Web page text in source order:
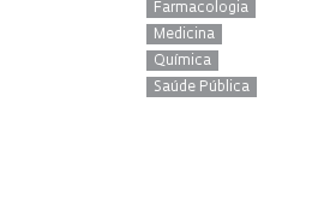
Farmacologia
Medicina
Química
Saúde Pública